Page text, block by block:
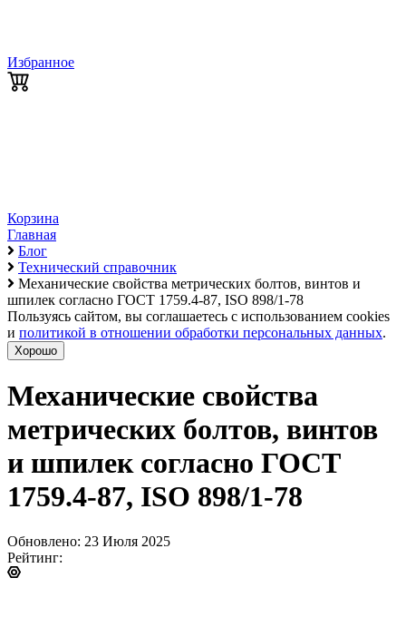
Избранное
Корзина
Главная
Блог
Технический справочник
Механические свойства метрических болтов, винтов и
шпилек согласно ГОСТ 1759.4-87, ISO 898/1-78
Пользуясь сайтом, вы соглашаетесь с использованием cookies
и политикой в отношении обработки персональных данных.
Хорошо
Механические свойства
метрических болтов, винтов
и шпилек согласно ГОСТ
1759.4-87, ISO 898/1-78
Обновлено: 23 Июля 2025
Рейтинг: